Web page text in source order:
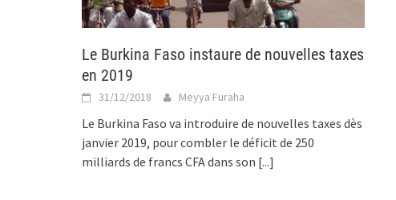
Le Burkina Faso instaure de nouvelles taxes
en 2019
31/12/2018 Meyya Furaha
Le Burkina Faso va introduire de nouvelles taxes dès
janvier 2019, pour combler le déficit de 250
milliards de francs CFA dans son [...]